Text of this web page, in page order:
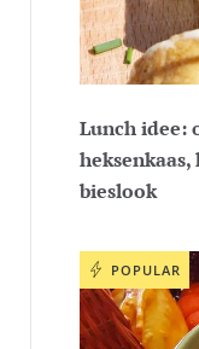
Lunch idee:
bieslook
POPULAR